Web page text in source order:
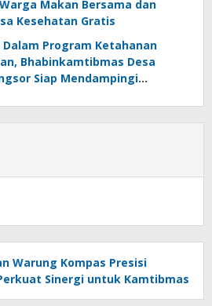
Makan Bersama dan
Kesehatan Gratis
Program Ketahanan
Bhabinkamtibmas Desa
Siap Mendampingi
Warung Kompas Presisi
Sinergi untuk Kamtibmas